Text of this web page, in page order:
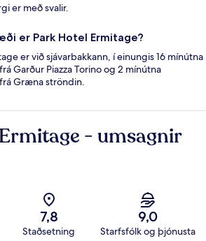
er með svalir.
er Park Hotel Ermitage?
er við sjávarbakkann, í einungis 16 mínútna
Garður Piazza Torino og 2 mínútna
Græna ströndin.
- umsagnir
7,8
Staðsetning
9,0
Starfsfólk og þjónusta